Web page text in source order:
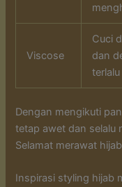
Viscose
Cuci
dan
Dengan mengikuti
tetap awet dan selalu
Selamat merawat
Inspirasi styling hijab